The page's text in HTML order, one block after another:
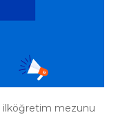
ilköğretim mezunu